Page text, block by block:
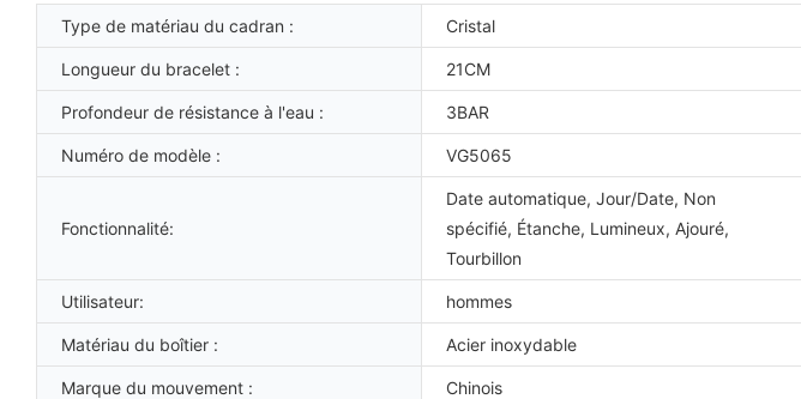
Type de matériau du cadran : Cristal
Longueur du bracelet : 21CM
Profondeur de résistance à l'eau : 3BAR
Numéro de modèle : VG5065
Fonctionnalité:
Date automatique, Jour/Date, Non
spécifié, Étanche, Lumineux, Ajouré,
Tourbillon
Utilisateur: hommes
Matériau du boîtier : Acier inoxydable
Marque du mouvement : Chinois